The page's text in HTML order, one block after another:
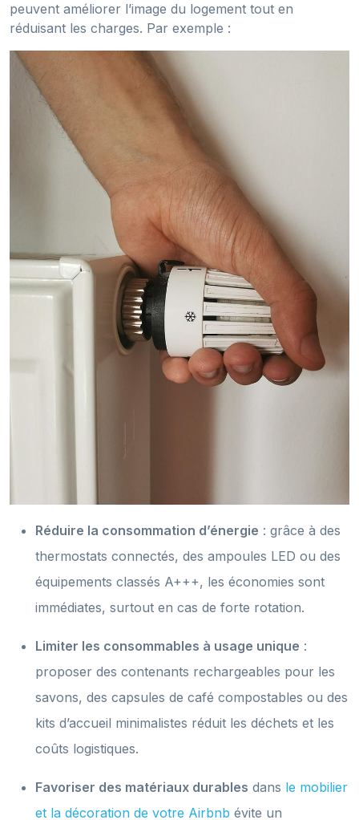
peuvent améliorer l’image du logement tout en
réduisant les charges. Par exemple :
Réduire la consommation d’énergie : grâce à des
thermostats connectés, des ampoules LED ou des
équipements classés A+++, les économies sont
immédiates, surtout en cas de forte rotation.
Limiter les consommables à usage unique :
proposer des contenants rechargeables pour les
savons, des capsules de café compostables ou des
kits d’accueil minimalistes réduit les déchets et les
coûts logistiques.
Favoriser des matériaux durables dans le mobilier
et la décoration de votre Airbnb évite un